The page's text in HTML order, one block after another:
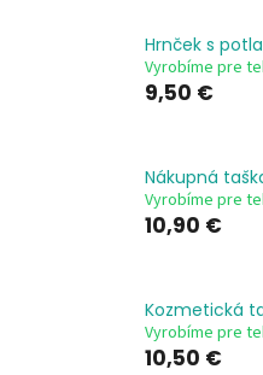
Hrnček s
Vyrobíme pre
9,50 €
Nákupná
Vyrobíme pre
10,90 €
Kozmetická
Vyrobíme pre
10,50 €